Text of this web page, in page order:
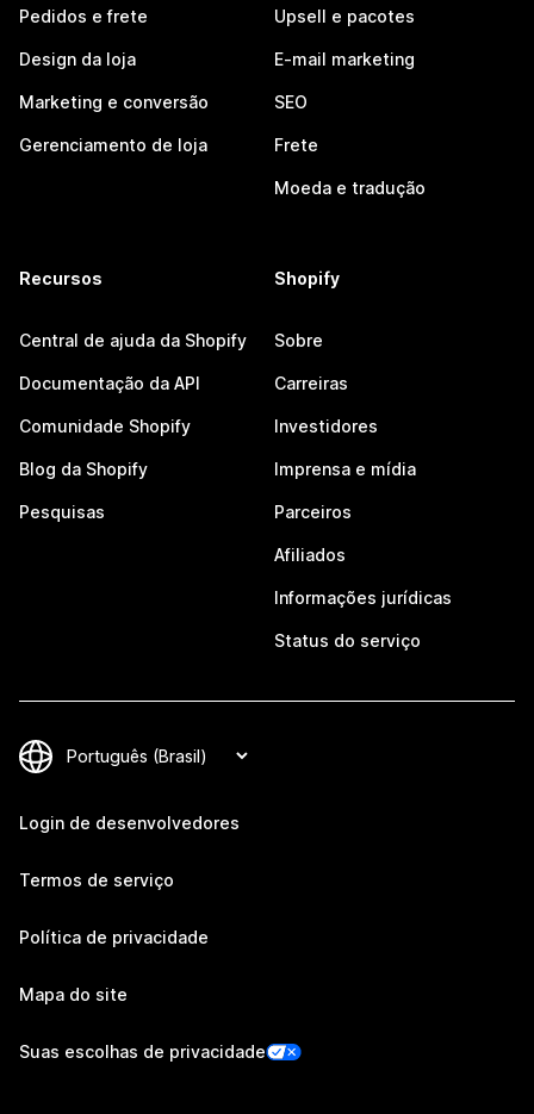
Pedidos e frete
Design da loja
Marketing e conversão
Gerenciamento de loja
Upsell e pacotes
E-mail marketing
SEO
Frete
Moeda e tradução
Recursos
Central de ajuda da Shopify
Documentação da API
Comunidade Shopify
Blog da Shopify
Pesquisas
Shopify
Sobre
Carreiras
Investidores
Imprensa e mídia
Parceiros
Afiliados
Informações jurídicas
Status do serviço
Login de desenvolvedores
Termos de serviço
Política de privacidade
Mapa do site
Suas escolhas de privacidade